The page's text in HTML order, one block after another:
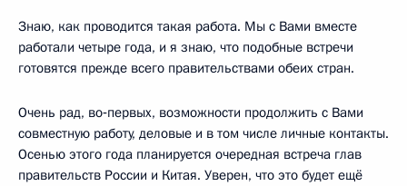
Знаю, как проводится такая работа. Мы с Вами вместе
работали четыре года, и я знаю, что подобные встречи
готовятся прежде всего правительствами обеих стран.
Очень рад, во‑первых, возможности продолжить с Вами
совместную работу, деловые и в том числе личные контакты.
Осенью этого года планируется очередная встреча глав
правительств России и Китая. Уверен, что это будет ещё